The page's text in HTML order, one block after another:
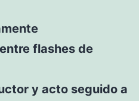
flashes de
y acto seguido a